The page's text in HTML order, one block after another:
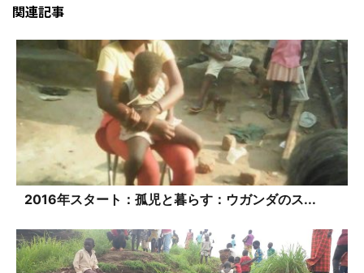
関連記事
2016年スタート：孤児と暮らす：ウガンダのス...